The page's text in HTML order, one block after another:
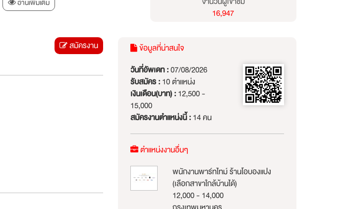
16,947
สมัครงาน
ข้อมูลที่น่าสนใจ
วันที่อัพเดท :07/08/2026
รับสมัคร :10 ตำแหน่ง
เงินเดือน(บาท) :12,500 -
15,000
สมัครงานตำแหน่งนี้ :14 คน
ตำแหน่งงานอื่นๆ
พนักงานพาร์ทไทม์ ร้านโอบองแปง
(เลือกสาขาใกล้บ้านได้)
12,000 - 14,000